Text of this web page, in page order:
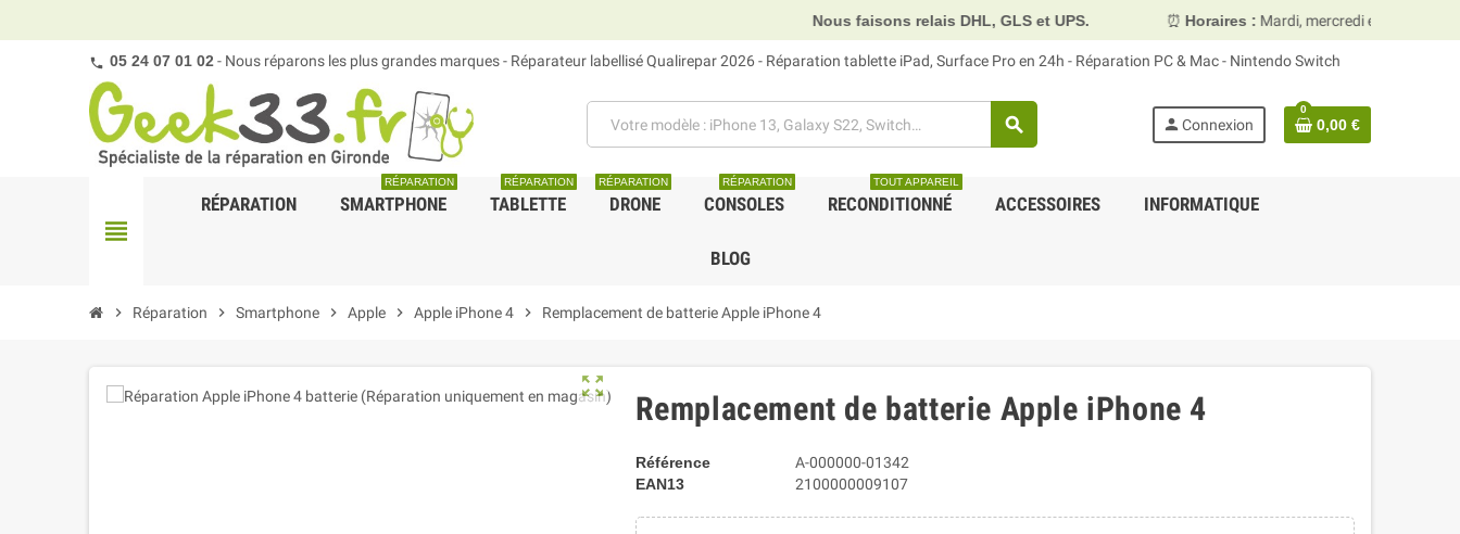
Nous faisons relais DHL, GLS et UPS. ⏰Horaires : Mardi, mercredi et vendredi 10h00–13h30 &
05 24 07 01 02- Nous réparons les plus grandes marques - Réparateur labellisé Qualirepar 2026 - Réparation tablette iPad, Surface Pro en 24h - Réparation PC & Mac - Nintendo Switch
search person Connexion
0
0,00 €
view_headline
RÉPARATION SMARTPHONE
RÉPARATION
TABLETTE
RÉPARATION
DRONE
RÉPARATION
CONSOLES
RÉPARATION
RECONDITIONNÉ
TOUT APPAREIL
ACCESSOIRES INFORMATIQUE
BLOG
chevron_right Réparation chevron_right Smartphone chevron_right Apple chevron_right Apple iPhone 4 chevron_right Remplacement de batterie Apple iPhone 4
zoom_out_map
Remplacement de batterie Apple iPhone 4
Référence
A-000000-01342
EAN13
2100000009107